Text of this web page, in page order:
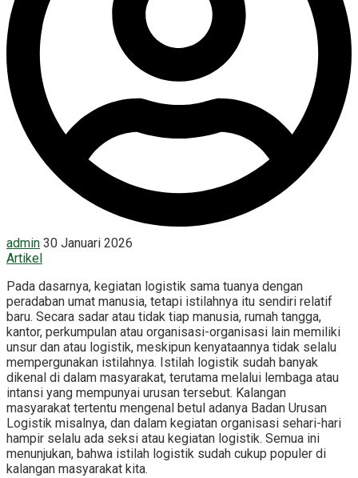
admin 30 Januari 2026
Artikel
Pada dasarnya, kegiatan logistik sama tuanya dengan
peradaban umat manusia, tetapi istilahnya itu sendiri relatif
baru. Secara sadar atau tidak tiap manusia, rumah tangga,
kantor, perkumpulan atau organisasi-organisasi lain memiliki
unsur dan atau logistik, meskipun kenyataannya tidak selalu
mempergunakan istilahnya. Istilah logistik sudah banyak
dikenal di dalam masyarakat, terutama melalui lembaga atau
intansi yang mempunyai urusan tersebut. Kalangan
masyarakat tertentu mengenal betul adanya Badan Urusan
Logistik misalnya, dan dalam kegiatan organisasi sehari-hari
hampir selalu ada seksi atau kegiatan logistik. Semua ini
menunjukan, bahwa istilah logistik sudah cukup populer di
kalangan masyarakat kita.